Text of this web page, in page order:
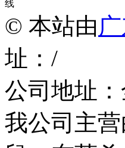
线
© 本站由
址：/
公司地址
我公司主